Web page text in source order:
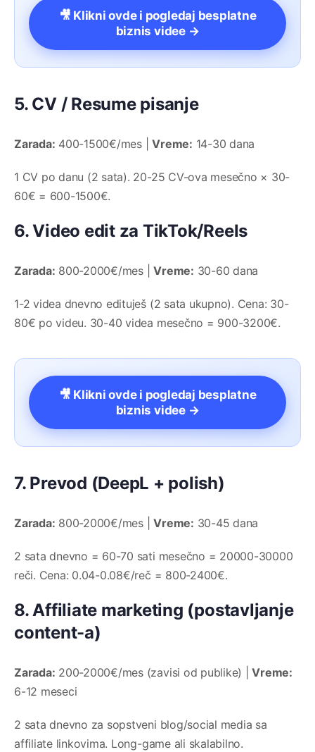
🎥 Klikni ovde i pogledaj besplatne
biznis videe →
5. CV / Resume pisanje
Zarada: 400-1500€/mes |Vreme: 14-30 dana
1 CV po danu (2 sata). 20-25 CV-ova mesečno × 30-
60€ = 600-1500€.
6. Video edit za TikTok/Reels
Zarada: 800-2000€/mes |Vreme: 30-60 dana
1-2 videa dnevno edituješ (2 sata ukupno). Cena: 30-
80€ po videu. 30-40 videa mesečno = 900-3200€.
🎥 Klikni ovde i pogledaj besplatne
biznis videe →
7. Prevod (DeepL + polish)
Zarada: 800-2000€/mes |Vreme: 30-45 dana
2 sata dnevno = 60-70 sati mesečno = 20000-30000
reči. Cena: 0.04-0.08€/reč = 800-2400€.
8. Affiliate marketing (postavljanje
content-a)
Zarada: 200-2000€/mes (zavisi od publike) |Vreme:
6-12 meseci
2 sata dnevno za sopstveni blog/social media sa
affiliate linkovima. Long-game ali skalabilno.